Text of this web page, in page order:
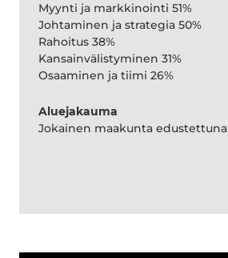
Myynti ja markkinointi 51%
Johtaminen ja strategia 50%
Rahoitus 38%
Kansainvälistyminen 31%
Osaaminen ja tiimi 26%
Aluejakauma
Jokainen maakunta edustettuna